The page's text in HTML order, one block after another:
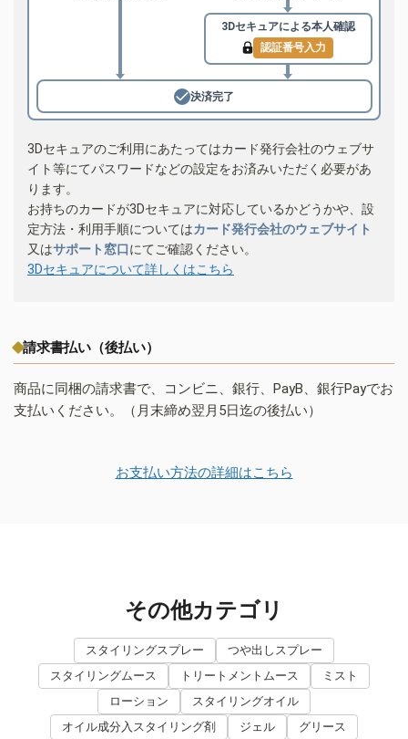
3Dセキュアによる本人確認
認証番号入力
決済完了
3Dセキュアのご利用にあたってはカード発行会社のウェブサ
イト等にてパスワードなどの設定をお済みいただく必要があ
ります。
お持ちのカードが3Dセキュアに対応しているかどうかや、設
定方法・利用手順についてはカード発行会社のウェブサイト
又はサポート窓口にてご確認ください。
3Dセキュアについて詳しくはこちら
請求書払い（後払い）
商品に同梱の請求書で、コンビニ、銀行、PayB、銀行Payでお
支払いください。（月末締め翌月5日迄の後払い）
お支払い方法の詳細はこちら
その他カテゴリ
スタイリングスプレー
つや出しスプレー
スタイリングムース
トリートメントムース
ミスト
ローション
スタイリングオイル
オイル成分入スタイリング剤
ジェル
グリース